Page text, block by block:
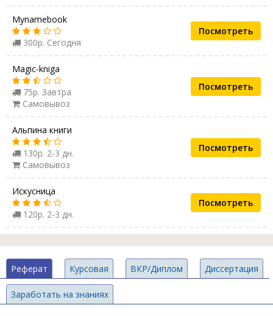
Mynamebook
300р. Сегодня
Посмотреть
Magic-kniga
75р. Завтра
Самовывоз
Посмотреть
Альпина книги
130р. 2-3 дн.
Самовывоз
Посмотреть
Искусница
120р. 2-3 дн.
Посмотреть
Реферат Курсовая ВКР/Диплом Диссертация
Заработать на знаниях